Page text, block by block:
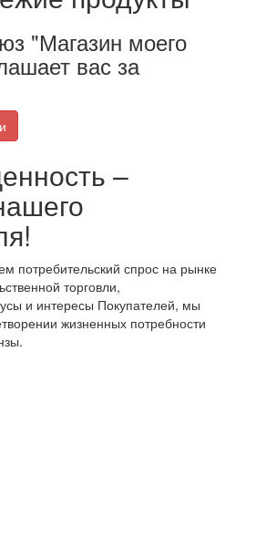
"Магазин моего
вас за
–
потребительский спрос на рынке
торговли,
и интересы Покупателей, мы
жизненных потребности